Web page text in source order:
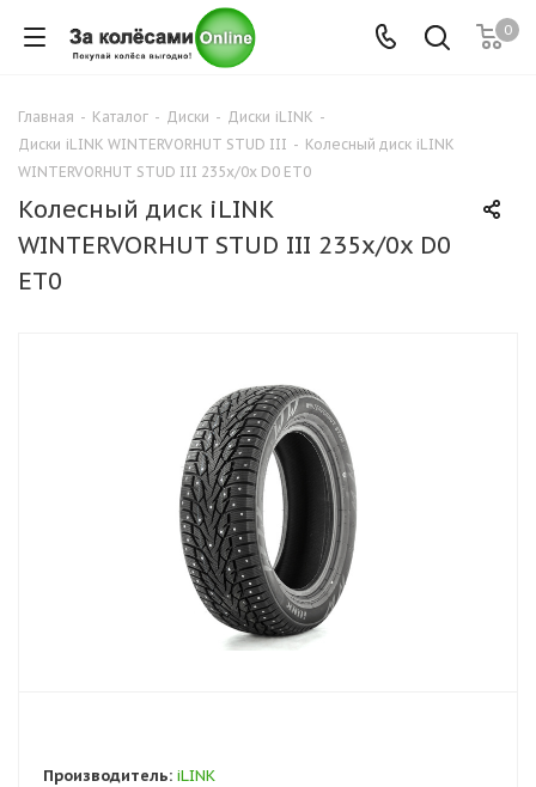
0
Главная - Каталог - Диски - Диски iLINK -
Диски iLINK WINTERVORHUT STUD III - Колесный диск iLINK
WINTERVORHUT STUD III 235x/0x D0 ET0
Колесный диск iLINK
WINTERVORHUT STUD III 235x/0x D0
ET0
Производитель: iLINK